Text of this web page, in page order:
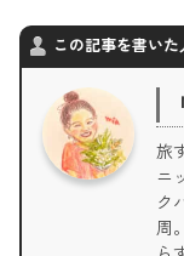
この記事を書いた
旅
ニ
ク
周